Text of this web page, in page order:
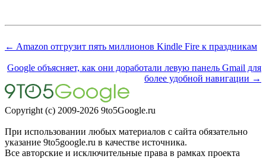
← Amazon отгрузит пять миллионов Kindle Fire к праздникам
Google объясняет, как они доработали левую панель Gmail для
более удобной навигации →
Copyright (c) 2009-2026 9to5Google.ru
При использовании любых материалов с сайта обязательно
указание 9to5google.ru в качестве источника.
Все авторские и исключительные права в рамках проекта